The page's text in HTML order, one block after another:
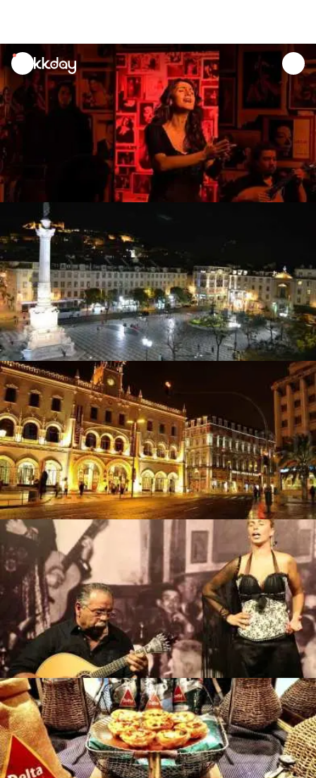
unread
notifications